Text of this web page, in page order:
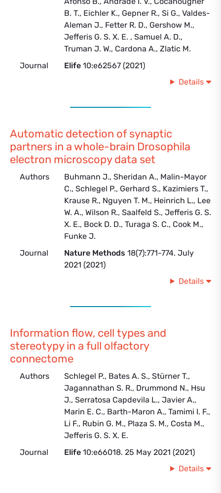
B. T., Eichler K., Gepner R., Si G., Valdes-
Aleman J., Fetter R. D., Gershow M.,
Jefferis G. S. X. E. , Samuel A. D.,
Truman J. W., Cardona A., Zlatic M.
Journal
Elife 10:e62567 (2021)
Details
Automatic detection of synaptic
partners in a whole-brain Drosophila
electron microscopy data set
Authors
Buhmann J., Sheridan A., Malin-Mayor
C., Schlegel P., Gerhard S., Kazimiers T.,
Krause R., Nguyen T. M., Heinrich L., Lee
W. A., Wilson R., Saalfeld S., Jefferis G. S.
X. E., Bock D. D., Turaga S. C., Cook M.,
Funke J.
Journal
Nature Methods 18(7):771-774. July
2021 (2021)
Details
Information flow, cell types and
stereotypy in a full olfactory
connectome
Authors
Schlegel P., Bates A. S., Stürner T.,
Jagannathan S. R., Drummond N., Hsu
J., Serratosa Capdevila L., Javier A.,
Marin E. C., Barth-Maron A., Tamimi I. F.,
Li F., Rubin G. M., Plaza S. M., Costa M.,
Jefferis G. S. X. E.
Journal
Elife 10:e66018. 25 May 2021 (2021)
Details